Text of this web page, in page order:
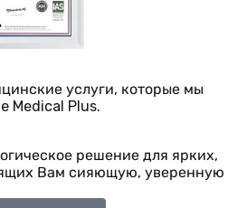
услуги, которые мы
Medical Plus.
решение для ярких,
Вам сияющую, уверенную